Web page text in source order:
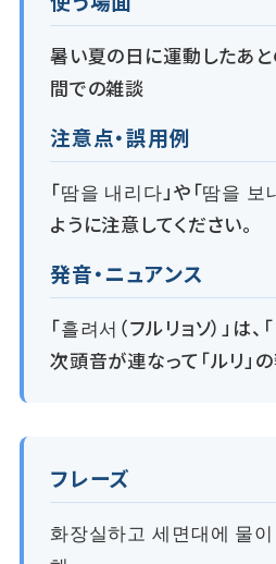
暑い夏の日に運動したあ
間での雑談
注意点・誤用例
「땀을 내리다」や「땀을
ように注意してください。
発音・ニュアンス
「흘려서（フルリョソ）」は
次頭音が連なって「ルリ」
フレーズ
화장실하고 세면대에 물